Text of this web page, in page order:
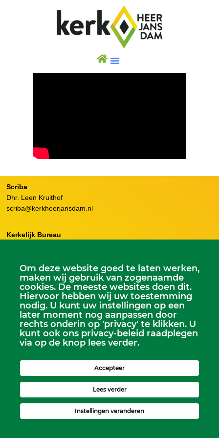
Zondagse dienst:
Dorpskerk, elke zondag 9.30 uur
Kijfhoekkerk, om de week 15.00 uur
Kerkelijk Bureau
Scriba
Dhr. Leen Kruithof
scriba@kerkheerjansdam.nl
Om deze website goed te laten werken,
maken wij gebruik van zogenaamde
cookies. De meeste websites doen dit.
Hiervoor hebben wij uw toestemming
nodig. U kunt uw instellingen op een
later moment nog aanpassen door
rechts onderin op 'privacy' te klikken. U
kunt ook ons privacy-beleid raadplegen
via op de knop lees verder.
Accepteer
Lees verder
Instellingen veranderen